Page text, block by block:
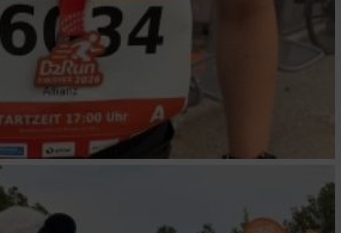
durch Statistiken
von Daten aus
der Angebote
Daten zur Auswahl